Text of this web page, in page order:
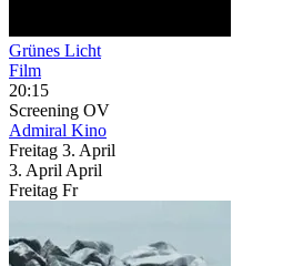
Grünes Licht
Film
20:15
Screening OV
Admiral Kino
Freitag 3. April
3. April April
Freitag Fr